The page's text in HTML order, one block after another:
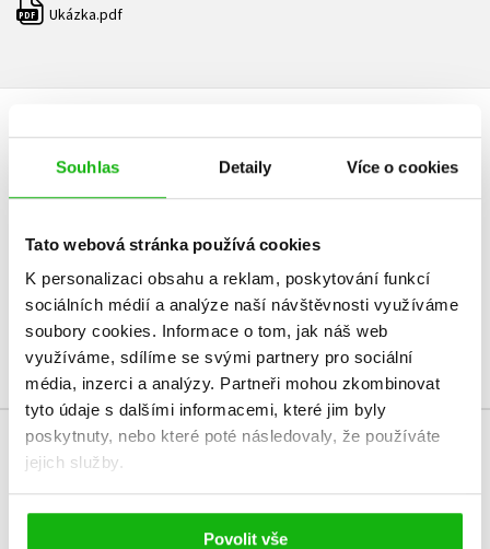
Souhlas Detaily Více o cookies
Tato webová stránka používá cookies
K personalizaci obsahu a reklam, poskytování funkcí
sociálních médií a analýze naší návštěvnosti využíváme
soubory cookies. Informace o tom, jak náš web
využíváme, sdílíme se svými partnery pro sociální
média, inzerci a analýzy. Partneři mohou zkombinovat
tyto údaje s dalšími informacemi, které jim byly
poskytnuty, nebo které poté následovaly, že používáte
jejich služby.
Povolit vše
PDF Ukázka.pdf
HODNOCENÍ ČTENÁŘŮ
V současné době nejsou vytvořena žádná uživatelská hodnocení.
Vaše hodnocení
Uživatelskou recenzi mohou vkládat pouze registrovaní uživatelé
Přihlásit
MOHLO BY VÁS TAKÉ ZAJÍMAT